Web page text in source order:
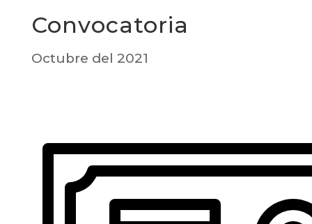
Convocatoria
Octubre del 2021